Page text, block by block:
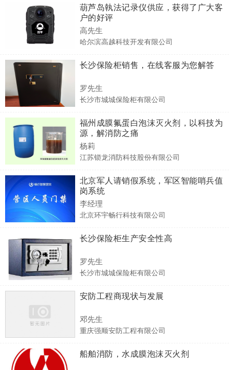
葫芦岛執法记录仪供应，获得了广大客
户的好评
高先生
哈尔滨高越科技开发有限公司
长沙保险柜销售，在线客服为您解答
罗先生
长沙市城城保险柜有限公司
福州成膜氟蛋白泡沫灭火剂，以科技为
源，解消防之痛
杨莉
江苏锁龙消防科技股份有限公司
北京军人请销假系统，军区智能哨兵值
岗系统
李经理
北京环宇畅行科技有限公司
长沙保险柜生产安全性高
罗先生
长沙市城城保险柜有限公司
安防工程商现状与发展
邓先生
重庆强顺安防工程有限公司
船舶消防，水成膜泡沫灭火剂